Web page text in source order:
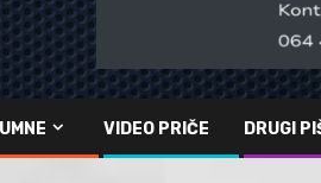
VIDEO PRIČE DRUGI